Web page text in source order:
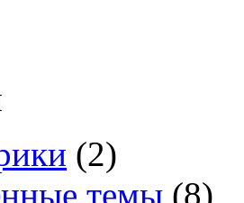
(2)
темы (8)